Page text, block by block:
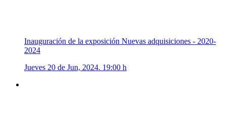
Inauguración de la exposición Nuevas adquisiciones - 2020-
2024
Jueves 20 de Jun, 2024. 19:00 h